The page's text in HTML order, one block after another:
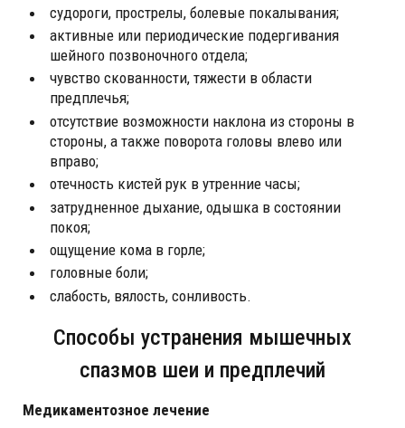
судороги, прострелы, болевые покалывания;
активные или периодические подергивания
шейного позвоночного отдела;
чувство скованности, тяжести в области
предплечья;
отсутствие возможности наклона из стороны в
стороны, а также поворота головы влево или
вправо;
отечность кистей рук в утренние часы;
затрудненное дыхание, одышка в состоянии
покоя;
ощущение кома в горле;
головные боли;
слабость, вялость, сонливость.
Способы устранения мышечных
спазмов шеи и предплечий
Медикаментозное лечение